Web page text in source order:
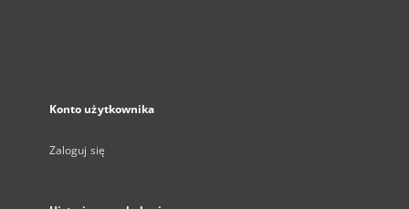
Konto użytkownika
Zaloguj się